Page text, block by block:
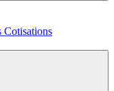
Cotisations